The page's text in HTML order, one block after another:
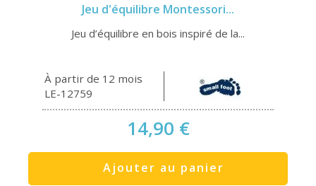
Jeu d'équilibre Montessori...
Jeu d’équilibre en bois inspiré de la...
À partir de 12 mois
LE-12759
14,90 €
Ajouter au panier